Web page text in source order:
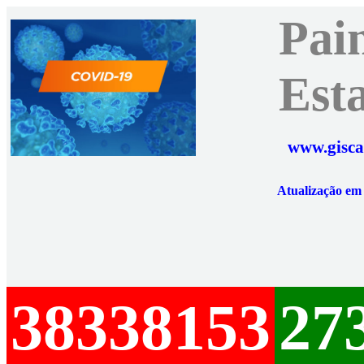
Atualização
38338153